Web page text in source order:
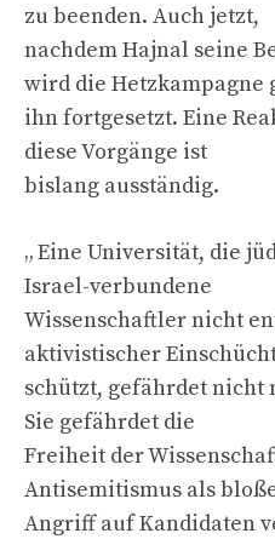
zu beenden. Auch jetzt,
nachdem Hajnal seine
wird die Hetzkampagne
ihn fortgesetzt. Eine
diese Vorgänge ist
bislang ausständig.
„ Eine Universität, die
Israel-verbundene
Wissenschaftler nicht
aktivistischer
schützt, gefährdet nicht
Sie gefährdet die
Freiheit der
Antisemitismus als
Angriff auf Kandidaten